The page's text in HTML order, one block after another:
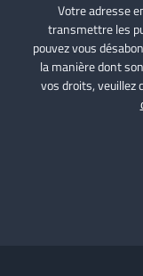
Votre adresse
transmettre les
pouvez vous
la manière dont
vos droits, veuillez